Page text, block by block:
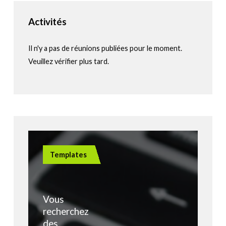
Activités
Il n'y a pas de réunions publiées pour le moment.
Veuillez vérifier plus tard.
Templates
Vous
recherchez
des